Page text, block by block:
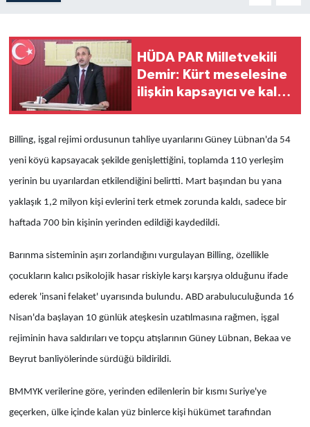
HÜDA PAR Milletvekili
Demir: Kürt meselesine
ilişkin kapsayıcı ve kalıcı
Billing, işgal rejimi ordusunun tahliye uyarılarını Güney Lübnan'da 54
yeni köyü kapsayacak şekilde genişlettiğini, toplamda 110 yerleşim
yerinin bu uyarılardan etkilendiğini belirtti. Mart başından bu yana
yaklaşık 1,2 milyon kişi evlerini terk etmek zorunda kaldı, sadece bir
haftada 700 bin kişinin yerinden edildiği kaydedildi.
Barınma sisteminin aşırı zorlandığını vurgulayan Billing, özellikle
çocukların kalıcı psikolojik hasar riskiyle karşı karşıya olduğunu ifade
ederek 'insani felaket' uyarısında bulundu. ABD arabuluculuğunda 16
Nisan'da başlayan 10 günlük ateşkesin uzatılmasına rağmen, işgal
rejiminin hava saldırıları ve topçu atışlarının Güney Lübnan, Bekaa ve
Beyrut banliyölerinde sürdüğü bildirildi.
BMMYK verilerine göre, yerinden edilenlerin bir kısmı Suriye'ye
geçerken, ülke içinde kalan yüz binlerce kişi hükümet tarafından